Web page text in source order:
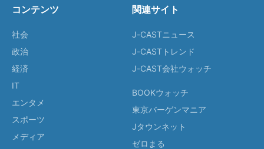
コンテンツ
社会
政治
経済
IT
エンタメ
スポーツ
メディア
関連サイト
J-CASTニュース
J-CASTトレンド
J-CAST会社ウォッチ
BOOKウォッチ
東京バーゲンマニア
Jタウンネット
ゼロまる